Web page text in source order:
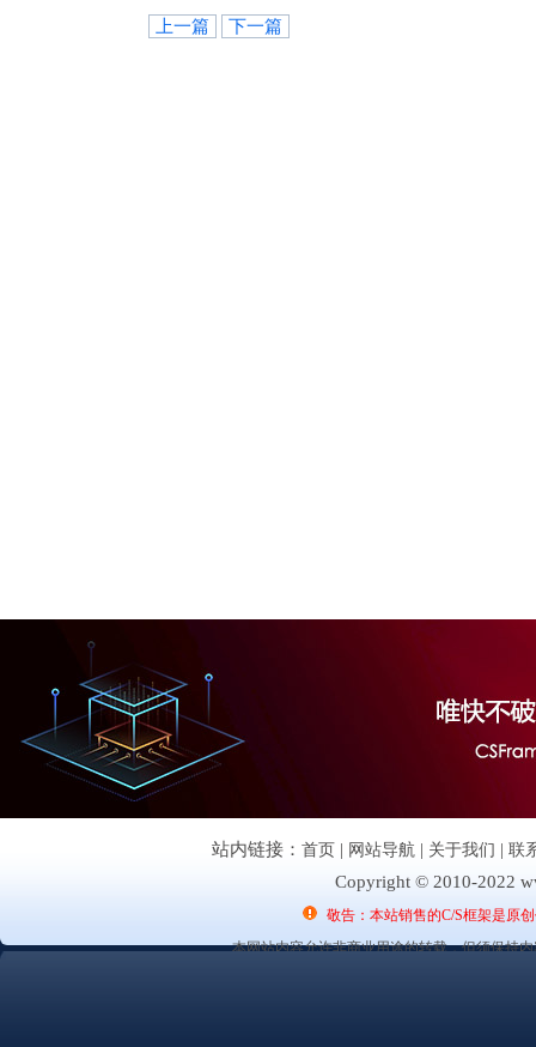
上一篇
下一篇
站内链接： 首页 | 网站导航 | 关于我们 | 联
Copyright © 2010-2022
敬告：本站销售的C/S框架是原
本网站内容允许非商业用途的转载，但须保持